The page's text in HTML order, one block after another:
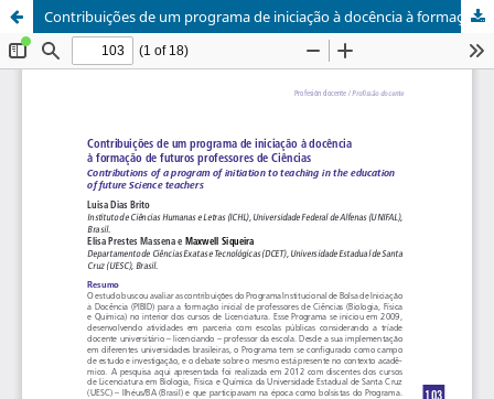
Contribuições de um programa de iniciação à docência à formação de futuros professores de Ciências